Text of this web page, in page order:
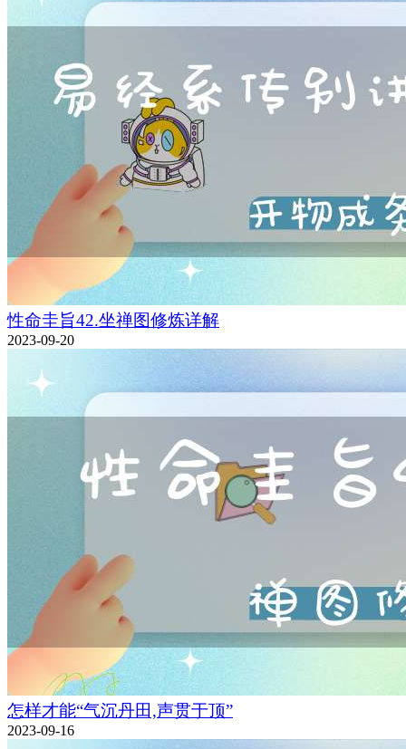
性命圭旨42.坐禅图修炼详解
2023-09-20
怎样才能“气沉丹田,声贯于顶”
2023-09-16